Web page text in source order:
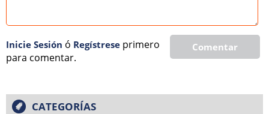
Comentar
Inicie Sesión ó Regí­strese primero
para comentar.
CATEGORÍAS